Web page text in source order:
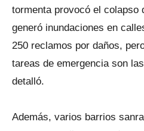
tormenta provocó el colapso
generó inundaciones en
250 reclamos por daños,
tareas de emergencia son
detalló.
Además, varios barrios